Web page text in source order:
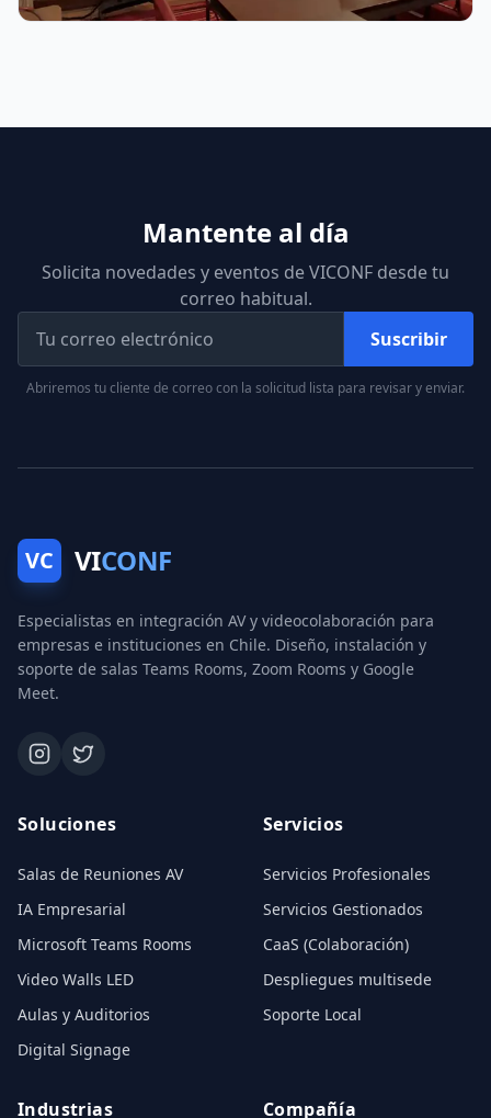
Mantente al día
Solicita novedades y eventos de VICONF desde tu
correo habitual.
Suscribir
Abriremos tu cliente de correo con la solicitud lista para revisar y enviar.
VC VICONF
Especialistas en integración AV y videocolaboración para
empresas e instituciones en Chile. Diseño, instalación y
soporte de salas Teams Rooms, Zoom Rooms y Google
Meet.
Soluciones
Salas de Reuniones AV
IA Empresarial
Microsoft Teams Rooms
Video Walls LED
Aulas y Auditorios
Digital Signage
Servicios
Servicios Profesionales
Servicios Gestionados
CaaS (Colaboración)
Despliegues multisede
Soporte Local
Industrias Compañía